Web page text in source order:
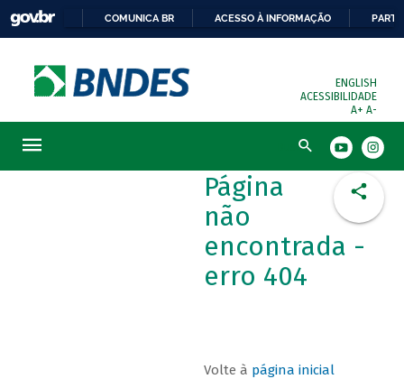
COMUNICA BR ACESSO À INFORMAÇÃO
ENGLISH
ACESSIBILIDADE
A+ A-
Busca
Página
não
encontrada -
erro 404
Volte à página inicial